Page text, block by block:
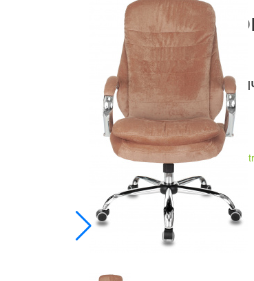
Кресло
9950SL
Fabric светло-
id 1699690
Купить в розницу citilink.ru
Купить оптом b2b.merlion.com
Сохранить PDF